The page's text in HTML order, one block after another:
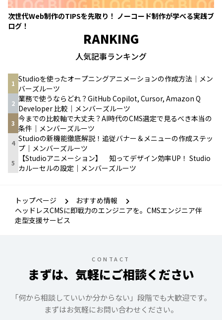
次世代Web制作のTIPSを先取り！ ノーコード制作が学べる実践ブ
ログ！
RANKING
人気記事ランキング
1 Studioを使ったオープニングアニメーションの作成方法｜メン
バーズルーツ
2 業務で使うならどれ？GitHub Copilot, Cursor, Amazon Q
Developer 比較｜メンバーズルーツ
3 今までの比較軸で大丈夫？AI時代のCMS選定で見るべき本当の
条件｜メンバーズルーツ
4 Studioの新機能徹底解説！追従バナー＆メニューの作成ステッ
プ｜メンバーズルーツ
5
【Studioアニメーション】 知ってデザイン効率UP！ Studio
カルーセルの設定｜メンバーズルーツ
トップページ
おすすめ情報
ヘッドレスCMSに即戦力のエンジニアを。CMSエンジニア伴
走型支援サービス
CONTACT
まずは、気軽にご相談ください
「何から相談していいか分からない」段階でも大歓迎です。
まずはお気軽にお問い合わせください。